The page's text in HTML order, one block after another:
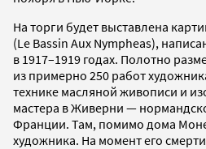
На торги будет выставлена
(Le Bassin Aux Nympheas),
в 1917–1919 годах. Полотно
из примерно 250 работ
технике масляной живописи и
мастера в Живерни —
Франции. Там, помимо дома
художника. На момент его